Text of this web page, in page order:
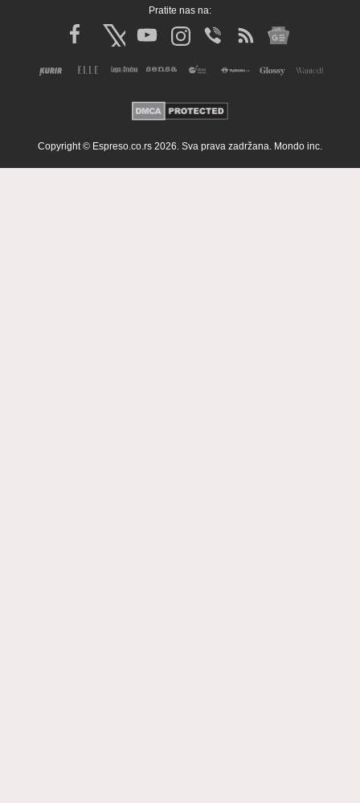
Pratite nas na:
Copyright © Espreso.co.rs 2026. Sva prava zadržana. Mondo inc.